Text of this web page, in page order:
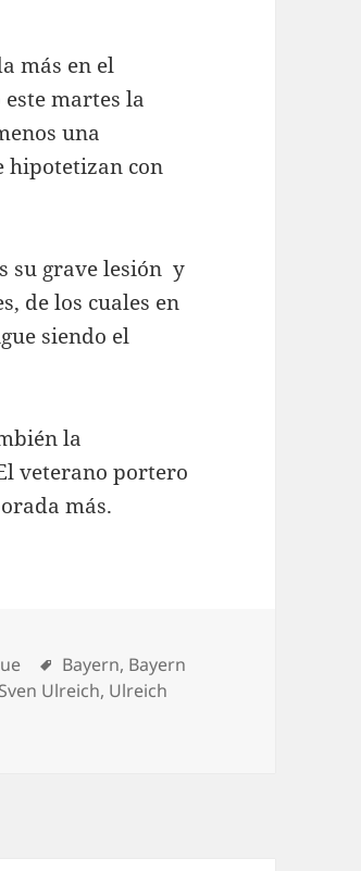
más en el
martes la
una
hipotetizan con
su grave lesión y
de los cuales en
siendo el
la
veterano portero
más.
Etiquetas
Bayern, Bayern
Sven Ulreich, Ulreich